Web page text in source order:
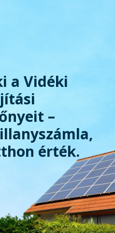
a Vidéki
–
érték.